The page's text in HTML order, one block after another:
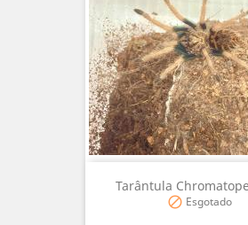
Tarântula
 Esgotado